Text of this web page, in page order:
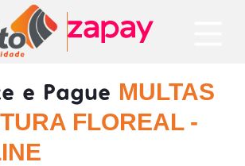
e Pague MULTAS
FLOREAL -